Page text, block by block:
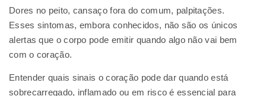
Dores no peito, cansaço fora do comum, palpitações.
Esses sintomas, embora conhecidos, não são os únicos
alertas que o corpo pode emitir quando algo não vai bem
com o coração.
Entender quais sinais o coração pode dar quando está
sobrecarregado, inflamado ou em risco é essencial para